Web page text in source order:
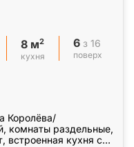
8 м2
кухня
6 з 16
поверх
Королёва/
комнаты раздельные,
встроенная кухня с